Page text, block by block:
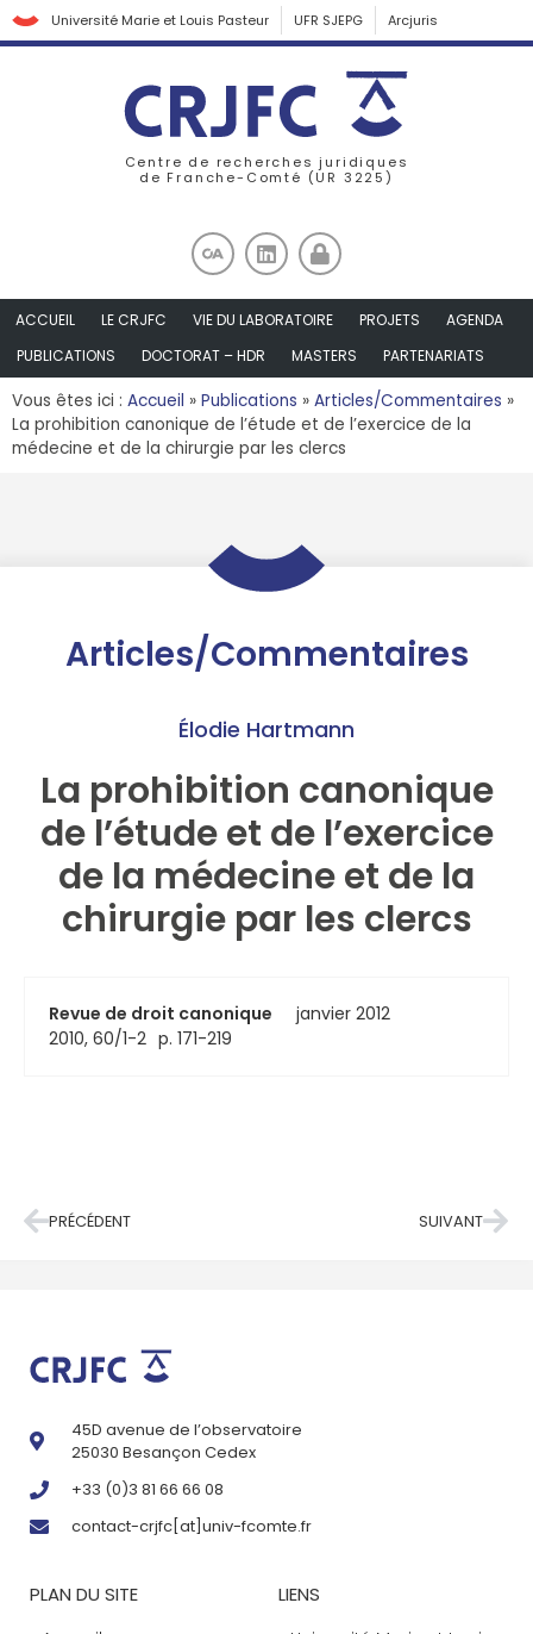
Université Marie et Louis Pasteur UFR SJEPG Arcjuris
Centre de recherches juridiques
de Franche-Comté (UR 3225)
ACCUEIL LE CRJFC VIE DU LABORATOIRE PROJETS
AGENDA
PUBLICATIONS
DOCTORAT – HDR MASTERS PARTENARIATS
Vous êtes ici : Accueil » Publications » Articles/Commentaires »
La prohibition canonique de l’étude et de l’exercice de la
médecine et de la chirurgie par les clercs
Articles/Commentaires
Élodie Hartmann
La prohibition canonique
de l’étude et de l’exercice
de la médecine et de la
chirurgie par les clercs
Revue de droit canonique
janvier 2012
2010, 60/1-2 p. 171-219
PRÉCÉDENT SUIVANT
45D avenue de l’observatoire
25030 Besançon Cedex
+33 (0)3 81 66 66 08
contact-crjfc[at]univ-fcomte.fr
PLAN DU SITE LIENS